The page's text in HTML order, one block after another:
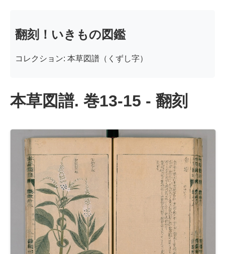
翻刻！いきもの図鑑
コレクション: 本草図譜（くずし字）
本草図譜. 巻13-15 - 翻刻